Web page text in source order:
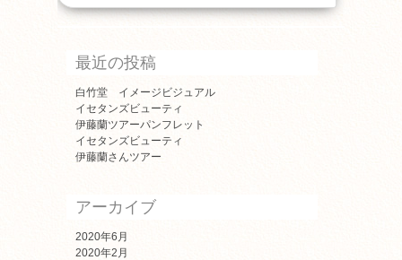
最近の投稿
白竹堂 イメージビジュアル
イセタンズビューティ
伊藤蘭ツアーパンフレット
イセタンズビューティ
伊藤蘭さんツアー
アーカイブ
2020年6月
2020年2月